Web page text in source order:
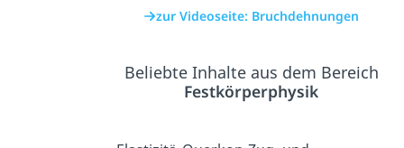
zur Videoseite: Bruchdehnungen
Beliebte Inhalte aus dem Bereich
Festkörperphysik